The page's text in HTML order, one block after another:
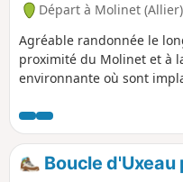
Départ à Molinet (Allier)
Agréable randonnée le
proximité du Molinet et à
environnante où sont
allie des bois, des cultures
troupeaux de bovins. Le
de petites routes peu
saison.Boucle